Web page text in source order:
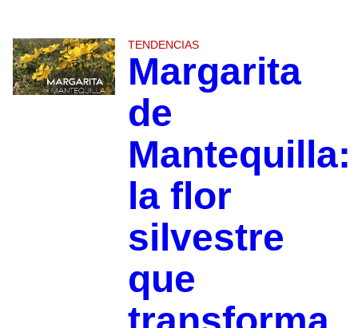
TENDENCIAS
Margarita
de
Mantequilla:
la flor
silvestre
que